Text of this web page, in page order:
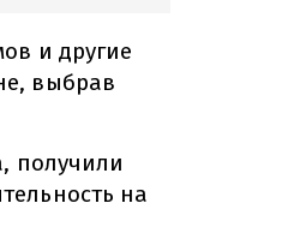
и другие
выбрав
получили
на